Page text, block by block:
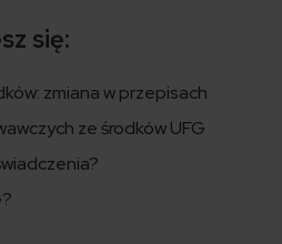
się:
zmiana w przepisach
ze środków UFG